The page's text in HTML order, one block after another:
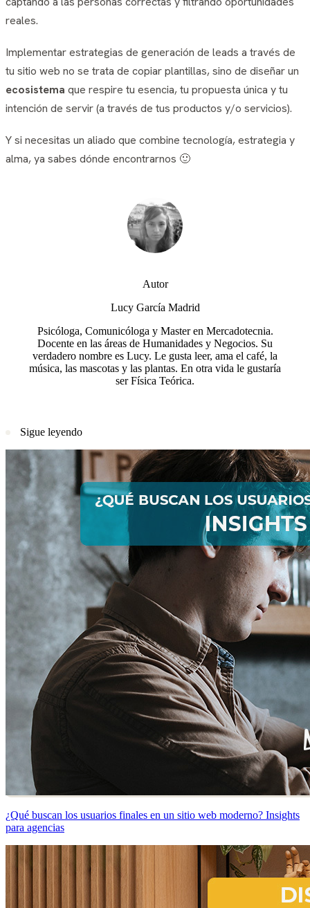
reales.
Implementar estrategias de generación de leads a través de
tu sitio web no se trata de copiar plantillas, sino de diseñar un
ecosistema que respire tu esencia, tu propuesta única y tu
intención de servir (a través de tus productos y/o servicios).
Y si necesitas un aliado que combine tecnología, estrategia y
alma, ya sabes dónde encontrarnos 🙂
Autor
Lucy García Madrid
Psicóloga, Comunicóloga y Master en Mercadotecnia.
Docente en las áreas de Humanidades y Negocios. Su
verdadero nombre es Lucy. Le gusta leer, ama el café, la
música, las mascotas y las plantas. En otra vida le gustaría
ser Física Teórica.
Sigue leyendo
¿Qué buscan los usuarios finales en un sitio web moderno? Insights
para agencias